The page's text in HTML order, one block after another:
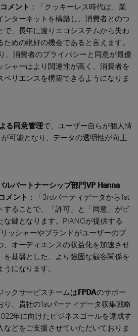
メント ：「クッキーレス時代は、業
ンターネットを構築し、消費者とのつ
で、長年に渡りエコシステムから失わ
めの絶好の機会であると言えます。
、消費者のプライバシーと同意が最優
シャーはより関連性が高く、消費者を
リエンスを構築できるようになりま
る同意管理で、ユーザー自らが個人情
可能となり、データの透明性が向上
パートナーシップ部門VP Hanna
メント ：「3rdパーティデータから1st
することで、「許可」と「同意」がビ
な鍵となります。PIANOが提供する
ッシャーやブランドがユーザーのプ
、オーディエンスの収益化を加速させ
を基盤とした、より強固な顧客関係を
になります。
ックサービスチームはFPDAのサポー
り、貴社の1stパーティデータ収集戦略
年に向けたビジネスゴールを達成す
などをご支援させていただいておりま